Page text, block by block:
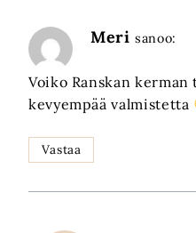
Meri sanoo:
Voiko Ranskan
kevyempää valmistetta
Vastaa